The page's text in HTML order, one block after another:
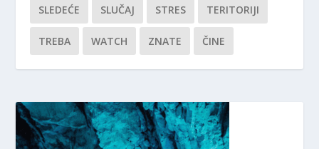
SLEDEĆE SLUČAJ STRES TERITORIJI
TREBA WATCH ZNATE ČINE